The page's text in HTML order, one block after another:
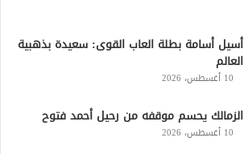
أسيل أسامة بطلة العاب القوى: سعيدة بذهبية
العالم
10 أغسطس، 2026
الزمالك يحسم موقفه من رحيل أحمد فتوح
10 أغسطس، 2026